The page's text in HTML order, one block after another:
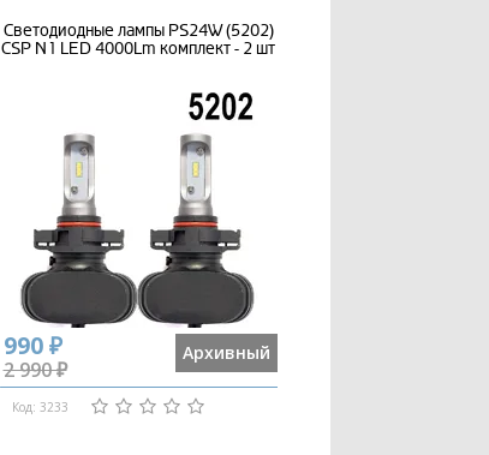
Светодиодные лампы PS24W (5202)
CSP N1 LED 4000Lm комплект - 2 шт
990 ₽
2 990 ₽
Архивный
Код: 3233